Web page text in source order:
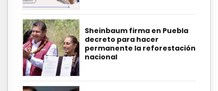
Sheinbaum firma en Puebla
decreto para hacer
permanente la reforestación
nacional